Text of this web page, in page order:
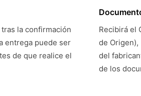
la confirmación
entrega puede ser
de que realice el
Recibirá el
de
del
de los